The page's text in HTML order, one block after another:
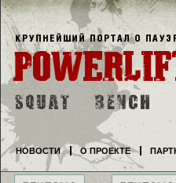
НОВОСТИ О ПРОЕКТЕ